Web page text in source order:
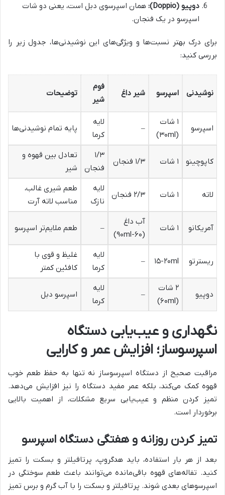
دوپیو (Doppio):
همان اسپرسوی دبل است، یعنی دو شات
اسپرسو در یک فنجان.
برای درک بهتر نسبت‌ها و ویژگی‌های این نوشیدنی‌ها، جدول زیر را
بررسی کنید:
نوشیدنی اسپرسو شیر داغ
فوم
شیر
توضیحات
اسپرسو
۱ شات
(۳۰ml)
–
لایه
کرما
پایه تمام نوشیدنی‌ها
کاپوچینو ۱ شات ۱/۳ فنجان
۱/۳
فنجان
تعادل بین قهوه و
شیر
لاته ۱ شات ۲/۳ فنجان
لایه
نازک
طعم شیری غالب،
مناسب لاته آرت
آمریکانو ۱ شات
آب داغ
(۶۰-۹۰ml)
– طعم ملایم‌تر اسپرسو
ریسترتو ۱۵-۲۰ml –
لایه
کرما
غلیظ و قوی با
کافئین کمتر
دوپیو
۲ شات
(۶۰ml)
–
لایه
کرما
اسپرسو دبل
نگهداری و عیب‌یابی دستگاه
اسپرسوساز؛ افزایش عمر و کارایی
مراقبت صحیح از دستگاه اسپرسوساز نه تنها به حفظ طعم خوب
قهوه کمک می‌کند، بلکه عمر مفید دستگاه را نیز افزایش می‌دهد.
تمیز کردن منظم و عیب‌یابی سریع مشکلات، از اهمیت بالایی
برخوردار است.
تمیز کردن روزانه و هفتگی دستگاه اسپرسو
بعد از هر بار استفاده، باید هدگروپ، پرتافیلتر و بسکت را تمیز
کنید. تفاله‌های قهوه باقی‌مانده می‌توانند باعث طعم سوختگی در
اسپرسوهای بعدی شوند. پرتافیلتر و بسکت را با آب گرم و برس تمیز